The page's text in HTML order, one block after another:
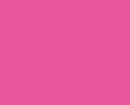
jenis acara seperti
memiliki tampilan visual
inilah yang membuat